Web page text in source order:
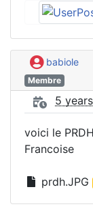
babiole
Membre
5
voici le
Francoise
prdh.JPG